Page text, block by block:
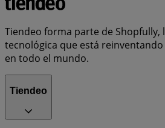
Tiendeo forma parte de Shopfully,
tecnológica que está
en todo el mundo.
Tiendeo